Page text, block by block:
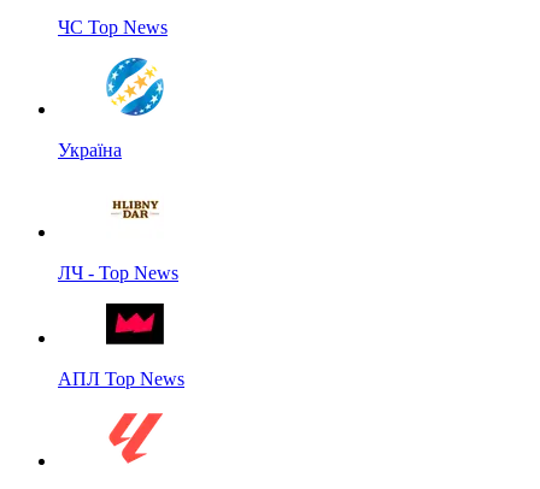
ЧС Top News
Україна
ЛЧ - Top News
АПЛ Top News